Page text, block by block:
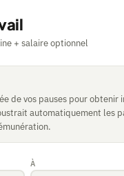
+ salaire optionnel
de vos pauses pour obtenir
automatiquement les
À